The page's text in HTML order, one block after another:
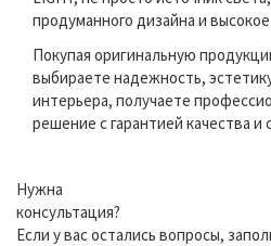
продуманного дизайна и
Покупая оригинальную
выбираете надежность,
интерьера, получаете
решение с гарантией качества
Нужна
консультация?
Если у вас остались вопросы,